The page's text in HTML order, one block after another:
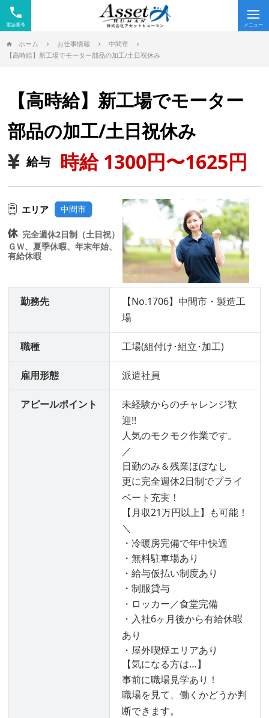
phone
ホーム お仕事情報
中間市
【高時給】新工場でモーター部品の加工/土日祝休み
【高時給】新工場でモーター
部品の加工/土日祝休み
給与 時給 1300円〜1625円
エリア 中間市
完全週休2日制（土日祝）
ＧＷ、夏季休暇、年末年始、
有給休暇
勤務先
【No.1706】中間市・製造工
場
職種 工場(組付け･組立･加工)
雇用形態 派遣社員
アピールポイント
未経験からのチャレンジ歓
迎!!
人気のモクモク作業です。
／
日勤のみ＆残業ほぼなし
更に完全週休2日制でプライ
ベート充実！
【月収21万円以上】も可能！
＼
・冷暖房完備で年中快適
・無料駐車場あり
・給与仮払い制度あり
・制服貸与
・ロッカー／食堂完備
・入社6ヶ月後から有給休暇
あり
・屋外喫煙エリアあり
【気になる方は…】
事前に職場見学あり！
職場を見て、働くかどうか判
断できます。